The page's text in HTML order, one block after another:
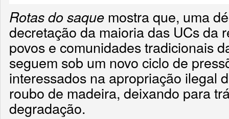
Rotas do saque mostra que, uma
decretação da maioria das UCs da
povos e comunidades tradicionais
seguem sob um novo ciclo de
interessados na apropriação ilegal
roubo de madeira, deixando para
degradação.